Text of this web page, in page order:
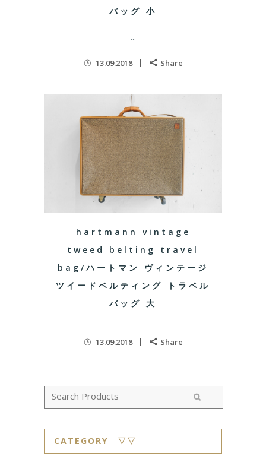
バッグ 小
...
13.09.2018 Share
hartmann vintage
tweed belting travel
bag/ハートマン ヴィンテージ
ツイードベルティング トラベル
バッグ 大
13.09.2018 Share
CATEGORY ▽▽